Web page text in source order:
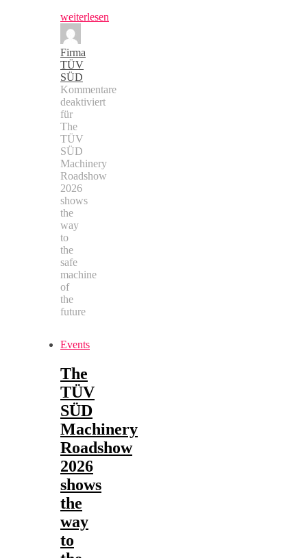
weiterlesen
Firma
TÜV
SÜD
Kommentare
deaktiviert
für
The
TÜV
SÜD
Machinery
Roadshow
2026
shows
the
way
to
the
safe
machine
of
the
future
Events
The
TÜV
SÜD
Machinery
Roadshow
2026
shows
the
way
to